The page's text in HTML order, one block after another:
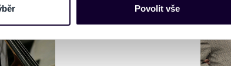
webu nebo k personalizaci obsahu a reklam.
upravíte zaškrtnutím příslušné varianty. Svoji volbu
nastavení“.
Povolit vše